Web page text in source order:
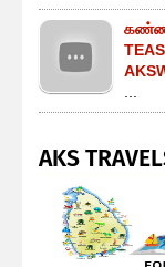
AKS